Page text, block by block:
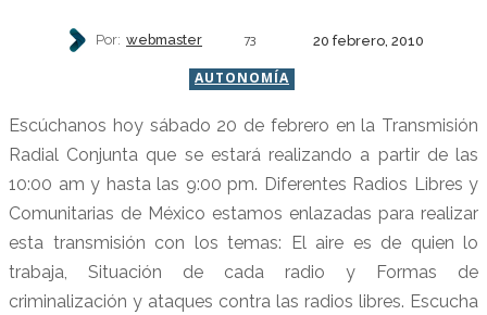
Por: webmaster 73 20 febrero, 2010
AUTONOMÍA
Escúchanos hoy sábado 20 de febrero en la Transmisión
Radial Conjunta que se estará realizando a partir de las
10:00 am y hasta las 9:00 pm. Diferentes Radios Libres y
Comunitarias de México estamos enlazadas para realizar
esta transmisión con los temas: El aire es de quien lo
trabaja, Situación de cada radio y Formas de
criminalización y ataques contra las radios libres. Escucha